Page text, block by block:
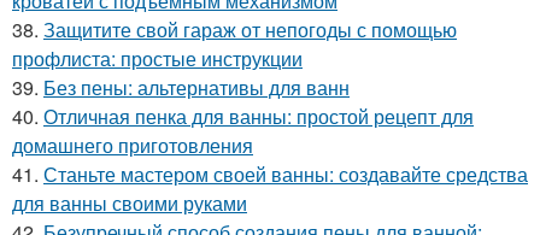
38. Защитите свой гараж от непогоды с помощью
профлиста: простые инструкции
39. Без пены: альтернативы для ванн
40. Отличная пенка для ванны: простой рецепт для
домашнего приготовления
41. Станьте мастером своей ванны: создавайте средства
для ванны своими руками